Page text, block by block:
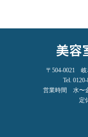
美容
〒504-0021 岐
Tel.
営業時間 水〜金
定